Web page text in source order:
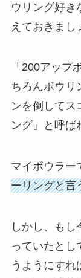
ウリング好き
えておきまし
「200アップ
ちろんボウリ
ンを倒してス
ング」と呼ば
マイボウラー
ーリングと言
しかし、もし
っていたとし
うようにすれ